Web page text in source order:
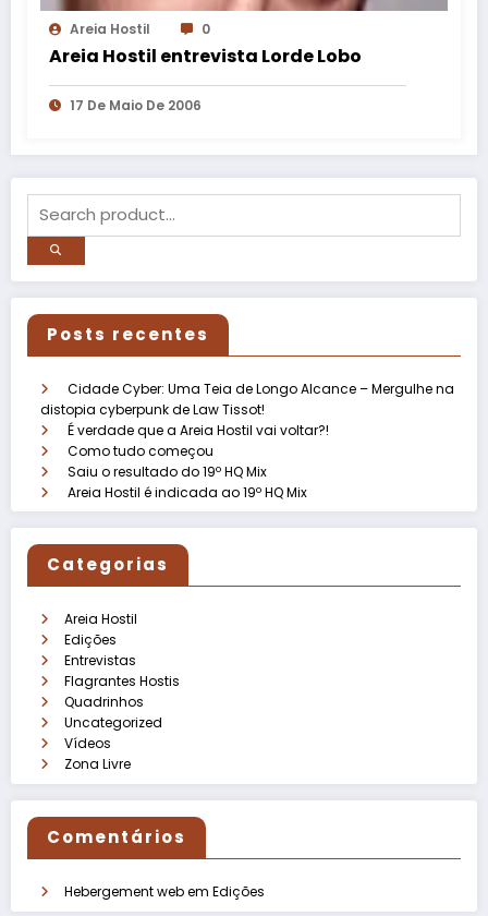
Areia Hostil 0
Areia Hostil entrevista Lorde Lobo
17 De Maio De 2006
Posts recentes
Cidade Cyber: Uma Teia de Longo Alcance – Mergulhe na
distopia cyberpunk de Law Tissot!
É verdade que a Areia Hostil vai voltar?!
Como tudo começou
Saiu o resultado do 19º HQ Mix
Areia Hostil é indicada ao 19º HQ Mix
Categorias
Areia Hostil
Edições
Entrevistas
Flagrantes Hostis
Quadrinhos
Uncategorized
Vídeos
Zona Livre
Comentários
Hebergement webem Edições